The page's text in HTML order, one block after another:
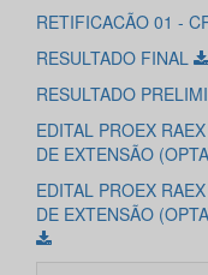
RETIFICACÃO 01 -
RESULTADO FINAL
RESULTADO
EDITAL PROEX
DE EXTENSÃO
EDITAL PROEX
DE EXTENSÃO